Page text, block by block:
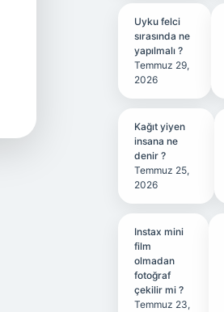
Uyku felci
sırasında ne
yapılmalı ?
Temmuz 29,
2026
Kağıt yiyen
insana ne
denir ?
Temmuz 25,
2026
Instax mini
film
olmadan
fotoğraf
çekilir mi ?
Temmuz 23,